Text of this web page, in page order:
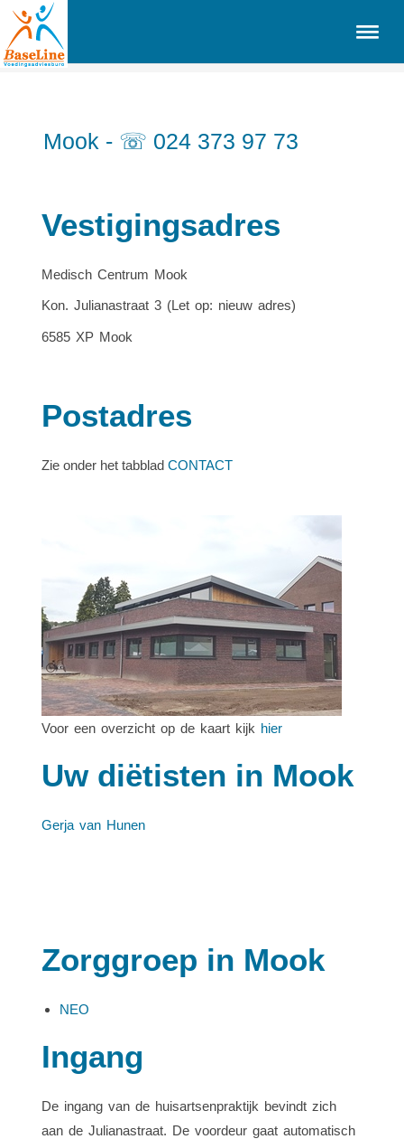
Mook - ☏ 024 373 97 73
Vestigingsadres
Medisch Centrum Mook
Kon. Julianastraat 3 (Let op: nieuw adres)
6585 XP Mook
Postadres
Zie onder het tabbladCONTACT
Voor een overzicht op de kaart kijk hier
Uw diëtisten in Mook
Gerja van Hunen
Zorggroep in Mook
NEO
Ingang
De ingang van de huisartsenpraktijk bevindt zich
aan de Julianastraat. De voordeur gaat automatisch